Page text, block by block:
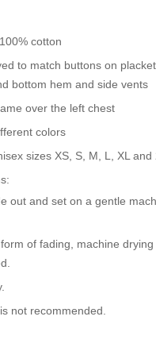
cotton
to match buttons on
bottom hem and side vents
over the left chest
colors
sizes XS, S, M, L, XL and
out and set on a gentle
of fading, machine
not recommended.